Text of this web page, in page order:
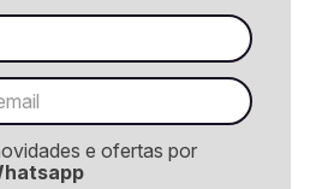
e ofertas por